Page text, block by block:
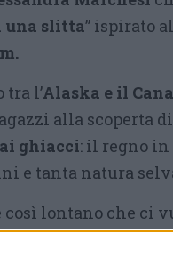
una slitta” ispirato
l’Alaska e il
alla scoperta di
ghiacci: il regno
e tanta natura
così lontano che ci
lì: una volta arrivati,